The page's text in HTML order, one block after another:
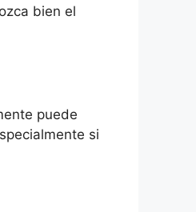
bien el
puede
si